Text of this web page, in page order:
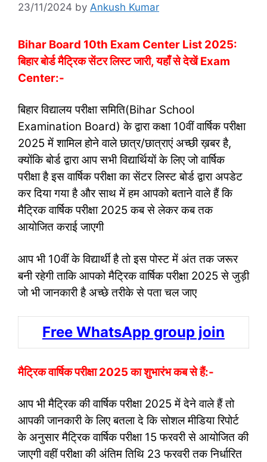
23/11/2024 by Ankush Kumar
Bihar Board 10th Exam Center List 2025:
बिहार बोर्ड मैट्रिक सेंटर लिस्ट जारी, यहाँ से देखें Exam
Center:-
बिहार विद्यालय परीक्षा समिति(Bihar School
Examination Board) के द्वारा कक्षा 10वीं वार्षिक परीक्षा
2025 में शामिल होने वाले छात्र/छात्राएं अच्छी ख़बर है,
क्योंकि बोर्ड द्वारा आप सभी विद्यार्थियों के लिए जो वार्षिक
परीक्षा है इस वार्षिक परीक्षा का सेंटर लिस्ट बोर्ड द्वारा अपडेट
कर दिया गया है और साथ में हम आपको बताने वाले हैं कि
मैट्रिक वार्षिक परीक्षा 2025 कब से लेकर कब तक
आयोजित कराई जाएगी
आप भी 10वीं के विद्यार्थी है तो इस पोस्ट में अंत तक जरूर
बनी रहेगी ताकि आपको मैट्रिक वार्षिक परीक्षा 2025 से जुड़ी
जो भी जानकारी है अच्छे तरीके से पता चल जाए
Free WhatsApp group join
मैट्रिक वार्षिक परीक्षा 2025 का शुभारंभ कब से हैं:-
आप भी मैट्रिक की वार्षिक परीक्षा 2025 में देने वाले हैं तो
आपकी जानकारी के लिए बतला दे कि सोशल मीडिया रिपोर्ट
के अनुसार मैट्रिक वार्षिक परीक्षा 15 फरवरी से आयोजित की
जाएगी वहीं परीक्षा की अंतिम तिथि 23 फरवरी तक निर्धारित